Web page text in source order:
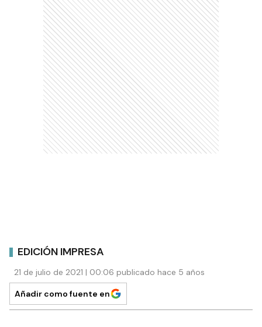
EDICIÓN IMPRESA
21 de julio de 2021 | 00:06 publicado hace 5 años
Añadir como fuente en